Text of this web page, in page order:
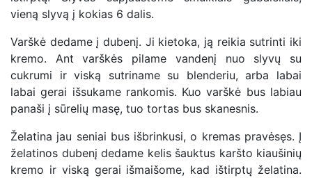
vieną slyvą į kokias 6 dalis.
Varškė dedame į dubenį. Ji kietoka, ją reikia sutrinti iki
kremo. Ant varškės pilame vandenį nuo slyvų su
cukrumi ir viską sutriname su blenderiu, arba labai
labai gerai išsukame rankomis. Kuo varškė bus labiau
panaši į sūrelių masę, tuo tortas bus skanesnis.
Želatina jau seniai bus išbrinkusi, o kremas pravėsęs. Į
želatinos dubenį dedame kelis šauktus karšto kiaušinių
kremo ir viską gerai išmaišome, kad ištirptų želatina.